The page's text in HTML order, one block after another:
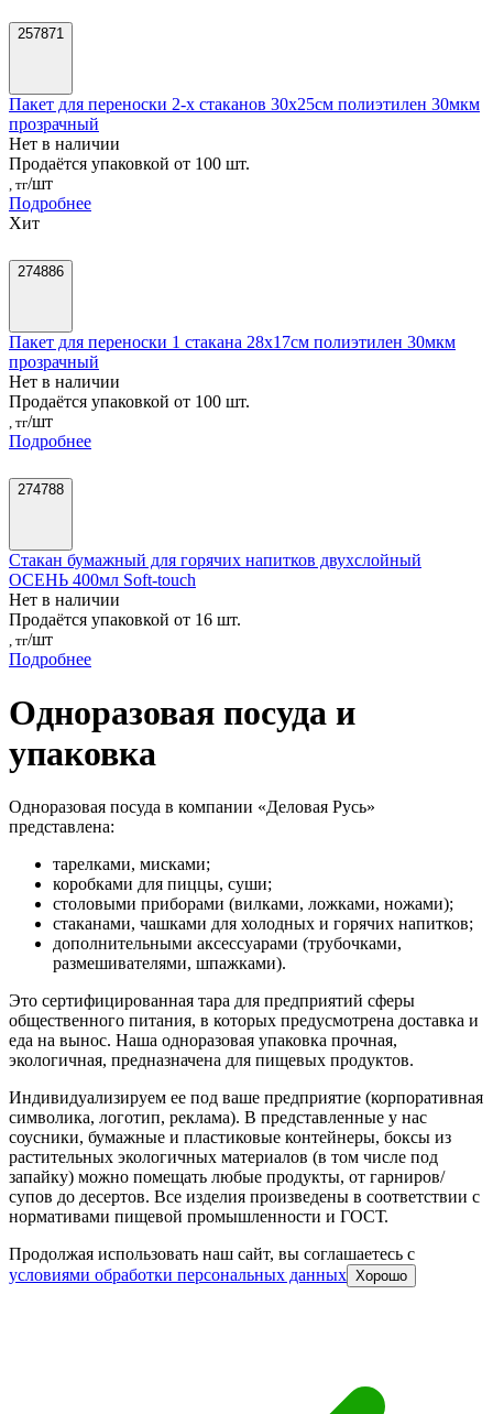
257871
Пакет для переноски 2-х стаканов 30x25см полиэтилен 30мкм
прозрачный
Нет в наличии
Продаётся упаковкой от 100 шт.
, тг/шт
Подробнее
Хит
274886
Пакет для переноски 1 стакана 28x17см полиэтилен 30мкм
прозрачный
Нет в наличии
Продаётся упаковкой от 100 шт.
, тг/шт
Подробнее
274788
Стакан бумажный для горячих напитков двухслойный
ОСЕНЬ 400мл Soft-touch
Нет в наличии
Продаётся упаковкой от 16 шт.
, тг/шт
Подробнее
Одноразовая посуда и
упаковка
Одноразовая посуда в компании «Деловая Русь»
представлена:
тарелками, мисками;
коробками для пиццы, суши;
столовыми приборами (вилками, ложками, ножами);
стаканами, чашками для холодных и горячих напитков;
дополнительными аксессуарами (трубочками,
размешивателями, шпажками).
Это сертифицированная тара для предприятий сферы
общественного питания, в которых предусмотрена доставка и
еда на вынос. Наша одноразовая упаковка прочная,
экологичная, предназначена для пищевых продуктов.
Индивидуализируем ее под ваше предприятие (корпоративная
символика, логотип, реклама). В представленные у нас
соусники, бумажные и пластиковые контейнеры, боксы из
растительных экологичных материалов (в том числе под
запайку) можно помещать любые продукты, от гарниров/
супов до десертов. Все изделия произведены в соответствии с
нормативами пищевой промышленности и ГОСТ.
Продолжая использовать наш сайт, вы соглашаетесь c
условиями обработки персональных данных Хорошо